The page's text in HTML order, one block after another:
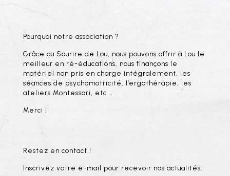
Pourquoi notre association ?
Grâce au Sourire de Lou, nous pouvons offrir à Lou le
meilleur en ré-éducations, nous finançons le
matériel non pris en charge intégralement, les
séances de psychomotricité, l’ergothérapie, les
ateliers Montessori, etc …
Merci !
Restez en contact !
Inscrivez votre e-mail pour recevoir nos actualités: